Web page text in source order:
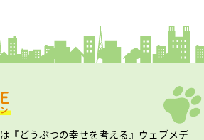
は『どうぶつの幸せを考える』ウェブメデ